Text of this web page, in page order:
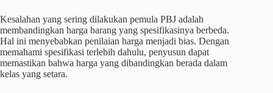
Kesalahan yang sering dilakukan pemula PBJ adalah
membandingkan harga barang yang spesifikasinya berbeda.
Hal ini menyebabkan penilaian harga menjadi bias. Dengan
memahami spesifikasi terlebih dahulu, penyusun dapat
memastikan bahwa harga yang dibandingkan berada dalam
kelas yang setara.